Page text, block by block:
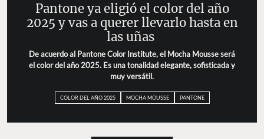
Pantone ya eligió el color del año
2025 y vas a querer llevarlo hasta en
las uñas
De acuerdo al Pantone Color Institute, el Mocha Mousse será
el color del año 2025. Es una tonalidad elegante, sofisticada y
muy versátil.
COLOR DEL AÑO 2025 MOCHA MOUSSE PANTONE